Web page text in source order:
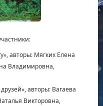
авторы: Мягких Елена
Владимировна,
авторы: Вагаева
Викторовна,